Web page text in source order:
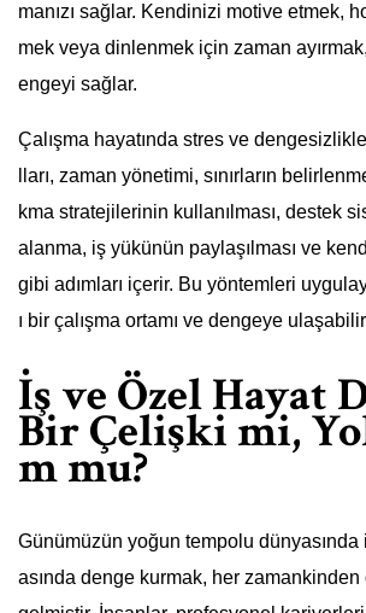
manızı sağlar. Kendinizi motive etmek,
mek veya dinlenmek için zaman
engeyi sağlar.
Çalışma hayatında stres ve
lları, zaman yönetimi, sınırların
kma stratejilerinin kullanılması, destek
alanma, iş yükünün paylaşılması ve
gibi adımları içerir. Bu yöntemleri
ı bir çalışma ortamı ve dengeye
İş ve Özel Hayat
Bir Çelişki mi,
m mu?
Günümüzün yoğun tempolu
asında denge kurmak, her